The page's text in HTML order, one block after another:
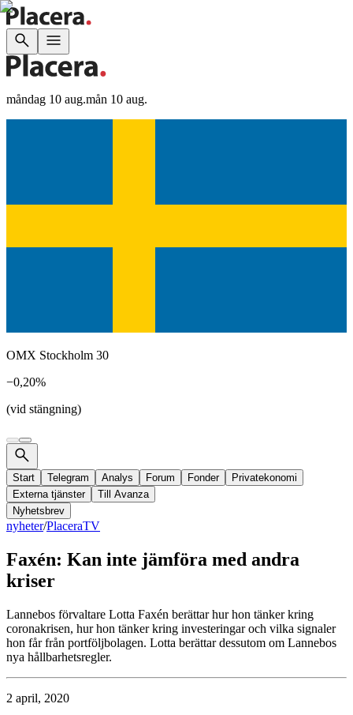
måndag 10 aug.mån 10 aug.
OMX Stockholm 30
−0,20%
(vid stängning)
Start Telegram Analys Forum Fonder
Privatekonomi
Externa tjänster
Till Avanza
Nyhetsbrev
nyheter/PlaceraTV
Faxén: Kan inte jämföra med andra
kriser
Lannebos förvaltare Lotta Faxén berättar hur hon tänker kring
coronakrisen, hur hon tänker kring investeringar och vilka signaler
hon får från portföljbolagen. Lotta berättar dessutom om Lannebos
nya hållbarhetsregler.
2 april, 2020